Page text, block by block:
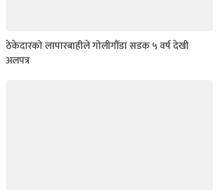
ठेकेदारको लापारबाहीले गोलीगौँडा सडक ५ वर्ष देखी
अलपत्र